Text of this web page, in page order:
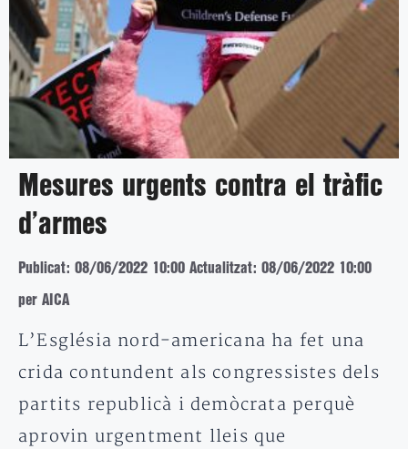
Mesures urgents contra el tràfic
d’armes
Publicat: 08/06/2022 10:00 Actualitzat: 08/06/2022 10:00
per AICA
L’Església nord-americana ha fet una
crida contundent als congressistes dels
partits republicà i demòcrata perquè
aprovin urgentment lleis que